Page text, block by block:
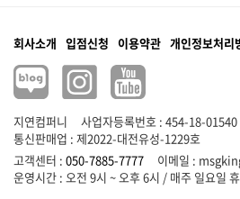
회사소개 입점신청 이용약관 개인정보처리
지연컴퍼니
사업자등록번호 : 454-18-01540
통신판매업 : 제2022-대전유성-1229호
고객센터 : 050-7885-7777 이메일 :